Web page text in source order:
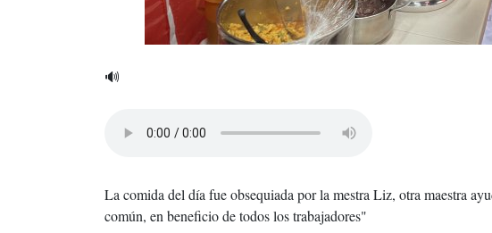
🔊
La comida del día fue obsequiada por la mestra Liz, otra maestra
común, en beneficio de todos los trabajadores"